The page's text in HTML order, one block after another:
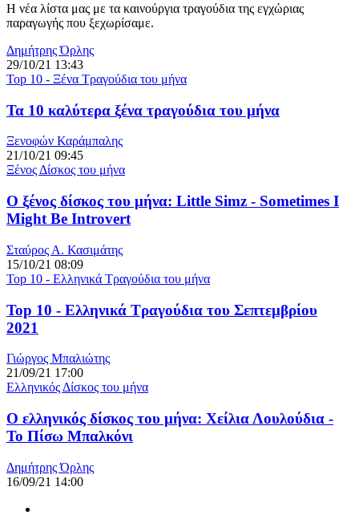
Η νέα λίστα μας με τα καινούργια τραγούδια της εγχώριας
παραγωγής που ξεχωρίσαμε.
Δημήτρης Όρλης
29/10/21 13:43
Top 10 - Ξένα Τραγούδια του μήνα
Τα 10 καλύτερα ξένα τραγούδια του μήνα
Ξενοφών Καράμπαλης
21/10/21 09:45
Ξένος Δίσκος του μήνα
Ο ξένος δίσκος του μήνα: Little Simz - Sometimes I
Might Be Introvert
Σταύρος Α. Κασιμάτης
15/10/21 08:09
Top 10 - Ελληνικά Τραγούδια του μήνα
Top 10 - Ελληνικά Τραγούδια του Σεπτεμβρίου
2021
Γιώργος Μπαλιώτης
21/09/21 17:00
Ελληνικός Δίσκος του μήνα
Ο ελληνικός δίσκος του μήνα: Χείλια Λουλούδια -
Το Πίσω Μπαλκόνι
Δημήτρης Όρλης
16/09/21 14:00